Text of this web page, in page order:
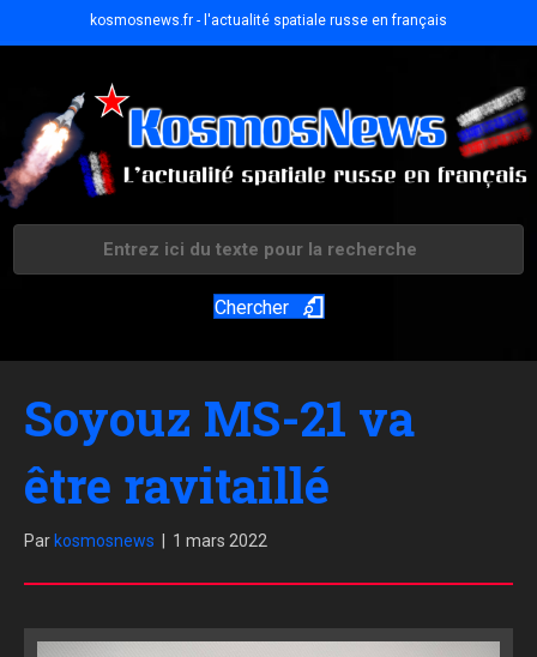
kosmosnews.fr - l'actualité spatiale russe en français
Chercher
Soyouz MS-21 va
être ravitaillé
Par kosmosnews 1 mars 2022